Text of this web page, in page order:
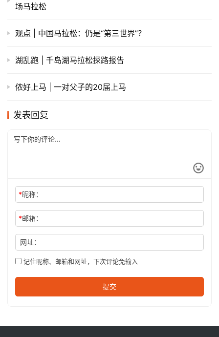
场马拉松
观点 | 中国马拉松：仍是“第三世界”？
湖乱跑 | 千岛湖马拉松探路报告
侬好上马 | 一对父子的20届上马
发表回复
*昵称：
*邮箱：
网址：
记住昵称、邮箱和网址，下次评论免输入
提交